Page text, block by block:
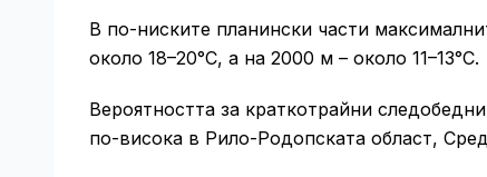
В по-ниските планински части
около 18–20°C, а на 2000 м – около 11–13°C.
Вероятността за краткотрайни
по-висока в Рило-Родопската област,